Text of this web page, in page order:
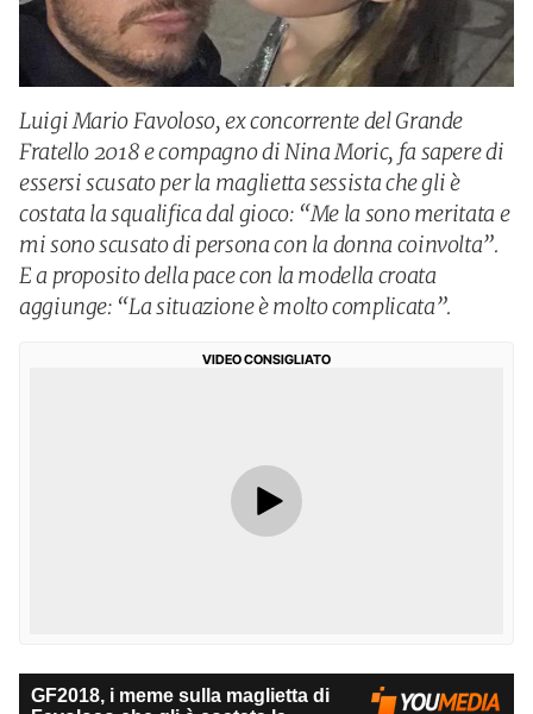
Luigi Mario Favoloso, ex concorrente del Grande
Fratello 2018 e compagno di Nina Moric, fa sapere di
essersi scusato per la maglietta sessista che gli è
costata la squalifica dal gioco: “Me la sono meritata e
mi sono scusato di persona con la donna coinvolta”.
E a proposito della pace con la modella croata
aggiunge: “La situazione è molto complicata”.
VIDEO CONSIGLIATO